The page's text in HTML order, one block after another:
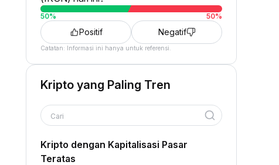
50% 50%
Positif Negatif
Catatan: Informasi ini hanya untuk referensi.
Kripto yang Paling Tren
Cari
Kripto dengan Kapitalisasi Pasar
Teratas